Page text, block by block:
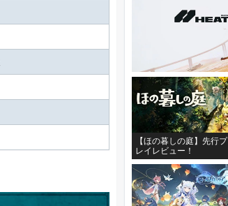
【ほの暮しの庭】先行プ
レイレビュー！